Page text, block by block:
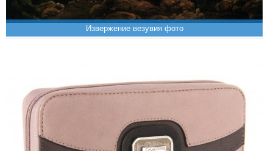
Извержение везувия фото